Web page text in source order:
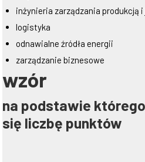
inżynieria zarządzania produkcją
logistyka
odnawialne źródła energii
zarządzanie biznesowe
wzór
na podstawie
się liczbę punktów